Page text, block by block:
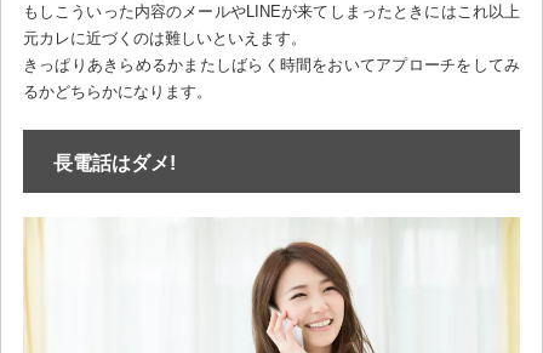
もしこういった内容のメールやLINEが来てしまったときにはこれ以上
元カレに近づくのは難しいといえます。
きっぱりあきらめるかまたしばらく時間をおいてアプローチをしてみ
るかどちらかになります。
長電話はダメ!